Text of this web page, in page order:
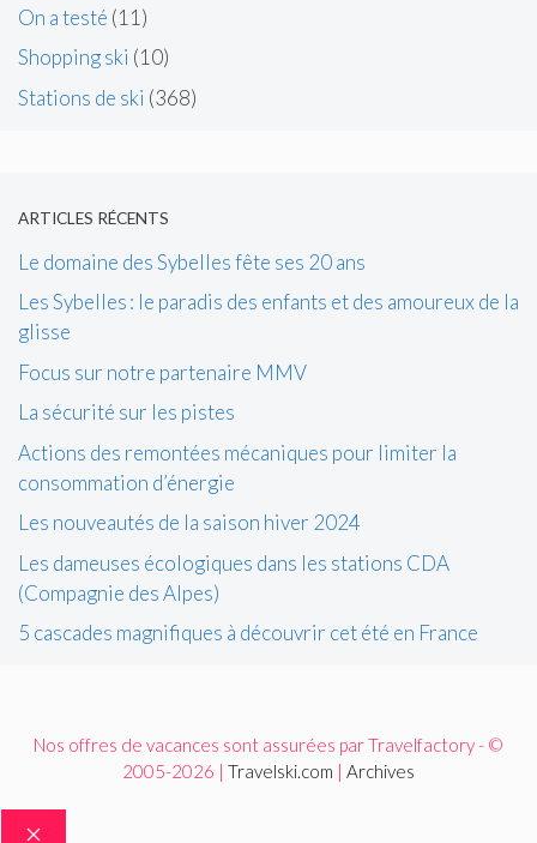
On a testé (11)
Shopping ski (10)
Stations de ski (368)
ARTICLES RÉCENTS
Le domaine des Sybelles fête ses 20 ans
Les Sybelles : le paradis des enfants et des amoureux de la
glisse
Focus sur notre partenaire MMV
La sécurité sur les pistes
Actions des remontées mécaniques pour limiter la
consommation d’énergie
Les nouveautés de la saison hiver 2024
Les dameuses écologiques dans les stations CDA
(Compagnie des Alpes)
5 cascades magnifiques à découvrir cet été en France
Nos offres de vacances sont assurées par Travelfactory - ©
2005-2026 | Travelski.com Archives